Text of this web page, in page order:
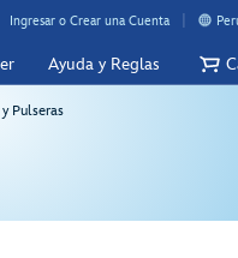
Ingresar o Crear una Cuenta
Ayuda y Reglas
Pulseras